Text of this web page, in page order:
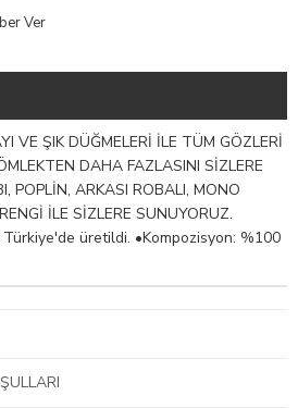
Ver
VE ŞIK DÜĞMELERİ İLE TÜM GÖZLERİ
DAHA FAZLASINI SİZLERE
POPLİN, ARKASI ROBALI, MONO
İLE SİZLERE SUNUYORUZ.
üretildi. •Kompozisyon: %100